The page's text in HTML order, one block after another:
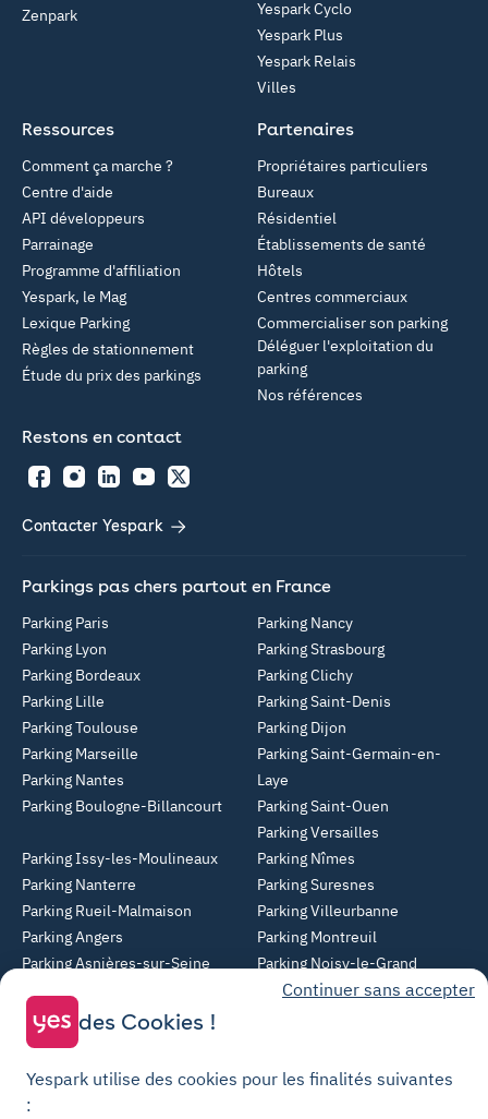
Zenpark
Yespark Cyclo
Yespark Plus
Yespark Relais
Villes
Partenaires
Propriétaires particuliers
Bureaux
Résidentiel
Établissements de santé
Hôtels
Centres commerciaux
Commercialiser son parking
Déléguer l'exploitation du
parking
Nos références
Ressources
Comment ça marche ?
Centre d'aide
API développeurs
Parrainage
Programme d'affiliation
Yespark, le Mag
Lexique Parking
Règles de stationnement
Étude du prix des parkings
Restons en contact
FacebookInstagramLinkedInYouTubeTwitter
Contacter Yespark
Parkings pas chers partout en France
Parking Paris
Parking Lyon
Parking Bordeaux
Parking Lille
Parking Toulouse
Parking Marseille
Parking Nantes
Parking Boulogne-Billancourt
Parking Nancy
Parking Strasbourg
Parking Clichy
Parking Saint-Denis
Parking Dijon
Parking Saint-Germain-en-
Laye
Parking Saint-Ouen
Parking Versailles
Parking Issy-les-Moulineaux
Parking Nanterre
Parking Rueil-Malmaison
Parking Angers
Parking Asnières-sur-Seine
Parking Courbevoie
Parking Metz
Parking Nîmes
Parking Suresnes
Parking Villeurbanne
Parking Montreuil
Parking Noisy-le-Grand
Parking Clermont-Ferrand
Yespark SAS, titulaire de la carte pro n°CPI 7501 2017 000 019 582 portant
les mentions "Gestion Immobilière" et "Transaction" délivrée par la CCI de
Continuer sans accepter
des Cookies !
Yespark utilise des cookies pour les finalités suivantes
: